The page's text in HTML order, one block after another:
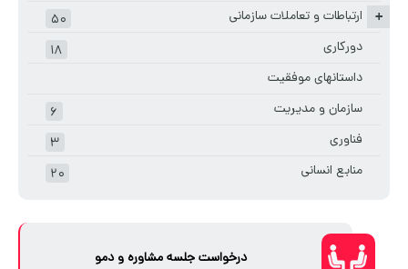
+ ارتباطات و تعاملات سازمانی
۵۰
دورکاری
۱۸
داستانهای موفقیت
سازمان و مدیریت
۶
فناوری
۳
منابع انسانی
۲۰
درخواست جلسه مشاوره و دمو